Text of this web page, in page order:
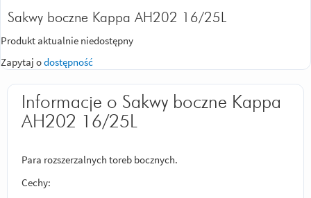
Sakwy boczne Kappa AH202 16/25L
Produkt aktualnie niedostępny
Zapytaj odostępność
Informacje o Sakwy boczne Kappa
AH202 16/25L
Para rozszerzalnych toreb bocznych.
Cechy: